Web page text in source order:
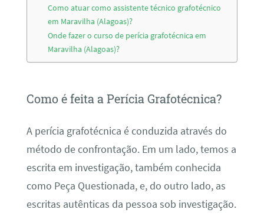
Como atuar como assistente técnico grafotécnico
em Maravilha (Alagoas)?
Onde fazer o curso de perícia grafotécnica em
Maravilha (Alagoas)?
Como é feita a Perícia Grafotécnica?
A perícia grafotécnica é conduzida através do
método de confrontação. Em um lado, temos a
escrita em investigação, também conhecida
como Peça Questionada, e, do outro lado, as
escritas autênticas da pessoa sob investigação.